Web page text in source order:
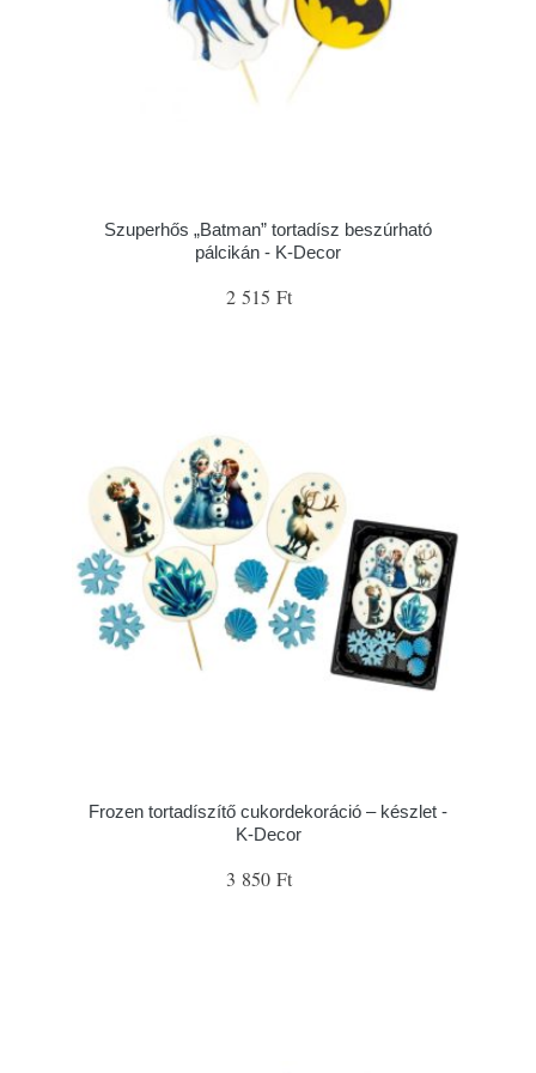
Szuperhős „Batman” tortadísz beszúrható
pálcikán - K-Decor
2 515 Ft
Frozen tortadíszítő cukordekoráció – készlet -
K-Decor
3 850 Ft